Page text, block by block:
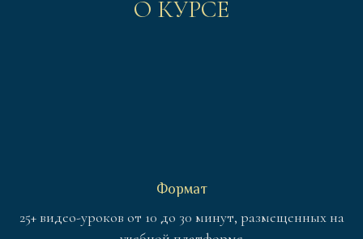
О КУРСЕ
Формат
25+ видео-уроков от 10 до 30 минут, размещенных на